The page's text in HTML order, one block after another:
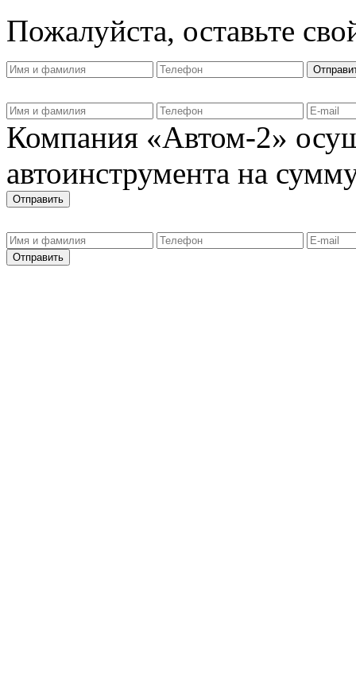
Пожалуйста, оставьте
Компания «Автом-2»
автоинструмента на